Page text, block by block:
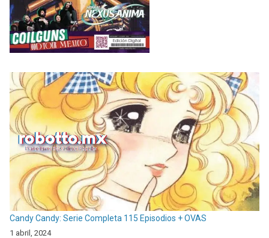
Candy Candy: Serie Completa 115 Episodios + OVAS
1 abril, 2024